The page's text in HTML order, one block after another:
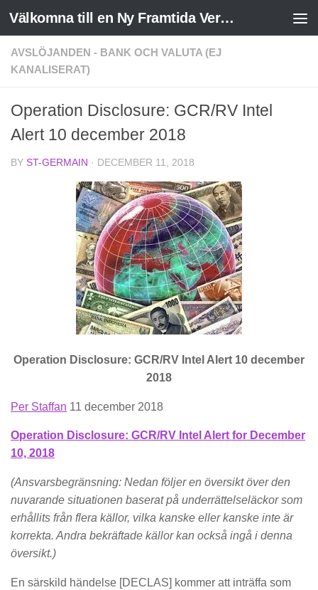
Skip to content Välkomna till en Ny Framtida Verklighet
AVSLÖJANDEN - BANK OCH VALUTA (EJ
KANALISERAT)
Operation Disclosure: GCR/RV Intel
Alert 10 december 2018
BY ST-GERMAIN · DECEMBER 11, 2018
Operation Disclosure: GCR/RV Intel Alert 10 december
2018
Per Staffan 11 december 2018
Operation Disclosure: GCR/RV Intel Alert for December
10, 2018
(Ansvarsbegränsning: Nedan följer en översikt över den
nuvarande situationen baserat på underrättelseläckor som
erhållits från flera källor, vilka kanske eller kanske inte är
korrekta. Andra bekräftade källor kan också ingå i denna
översikt.)
En särskild händelse [DECLAS] kommer att inträffa som